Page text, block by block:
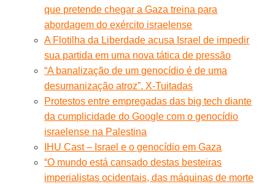
que pretende chegar a Gaza treina para
abordagem do exército israelense
A Flotilha da Liberdade acusa Israel de impedir
sua partida em uma nova tática de pressão
“A banalização de um genocídio é de uma
desumanização atroz”. X-Tuitadas
Protestos entre empregadas das big tech diante
da cumplicidade do Google com o genocídio
israelense na Palestina
IHU Cast – Israel e o genocídio em Gaza
“O mundo está cansado destas besteiras
imperialistas ocidentais, das máquinas de morte